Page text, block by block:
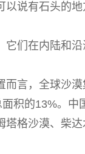
说有石头的地
们在内陆和
言，全球沙
积的13%。
格沙漠、柴